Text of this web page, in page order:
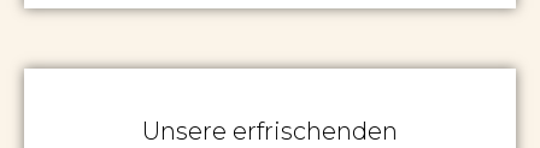
Unsere erfrischenden